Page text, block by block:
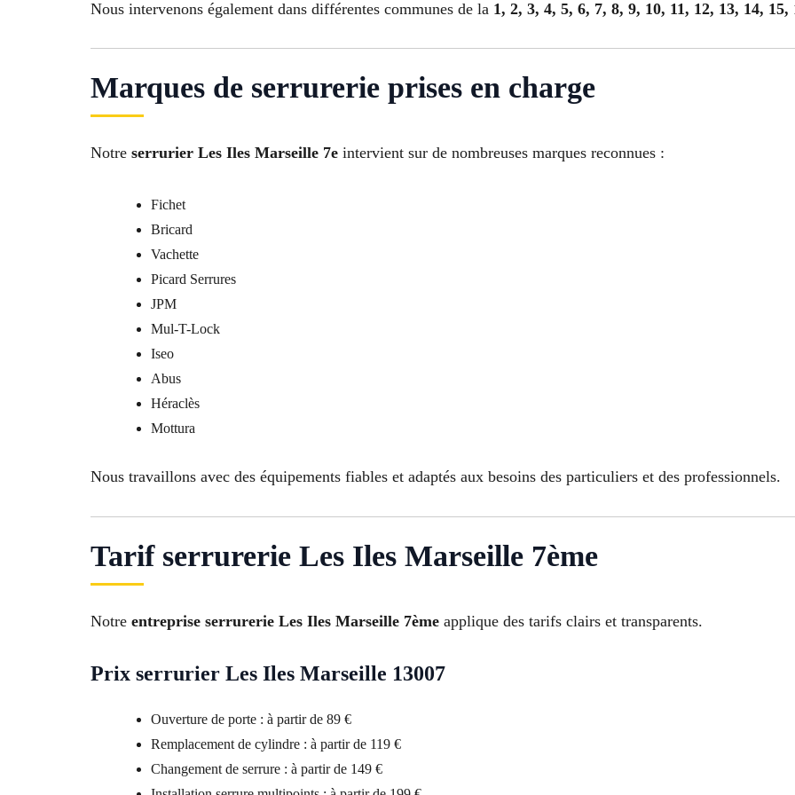
Nous intervenons également dans différentes communes de la 1, 2, 3, 4, 5, 6, 7, 8, 9, 10, 11, 12, 13, 14, 15,
Marques de serrurerie prises en charge
Notre serrurier Les Iles Marseille 7e intervient sur de nombreuses marques reconnues :
Fichet
Bricard
Vachette
Picard Serrures
JPM
Mul-T-Lock
Iseo
Abus
Héraclès
Mottura
Nous travaillons avec des équipements fiables et adaptés aux besoins des particuliers et des professionnels.
Tarif serrurerie Les Iles Marseille 7ème
Notre entreprise serrurerie Les Iles Marseille 7ème applique des tarifs clairs et transparents.
Prix serrurier Les Iles Marseille 13007
Ouverture de porte : à partir de 89 €
Remplacement de cylindre : à partir de 119 €
Changement de serrure : à partir de 149 €